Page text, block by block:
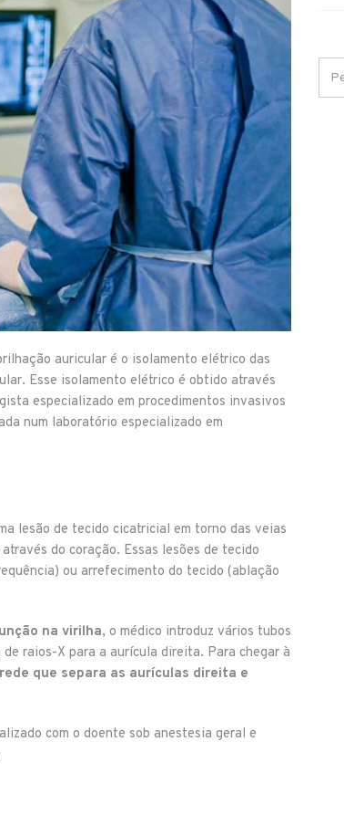
auricular é o isolamento elétrico das
Esse isolamento elétrico é obtido através
especializado em procedimentos invasivos
num laboratório especializado em
lesão de tecido cicatricial em torno das veias
do coração. Essas lesões de tecido
ou arrefecimento do tecido (ablação
na virilha, o médico introduz vários tubos
raios-X para a aurícula direita. Para chegar à
que separa as aurículas direita e
com o doente sob anestesia geral e